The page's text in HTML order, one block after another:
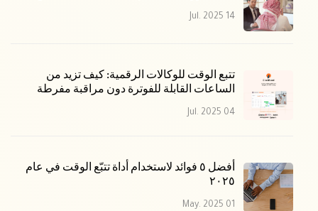
14 Jul. 2025
تتبع الوقت للوكالات الرقمية: كيف تزيد من
الساعات القابلة للفوترة دون مراقبة مفرطة
04 Jul. 2025
أفضل ٥ فوائد لاستخدام أداة تتبّع الوقت في عام
٢٠٢٥
01 May. 2025